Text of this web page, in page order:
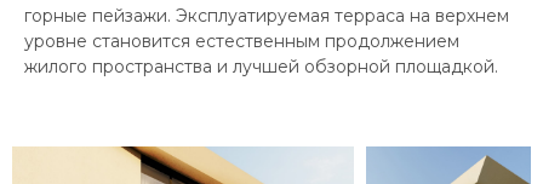
горные пейзажи. Эксплуатируемая терраса на верхнем
уровне становится естественным продолжением
жилого пространства и лучшей обзорной площадкой.